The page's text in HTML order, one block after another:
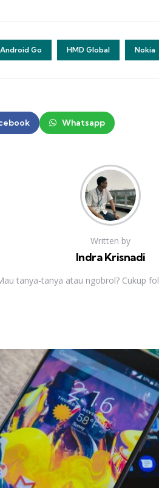
Android Go HMD Global Nokia
Whatsapp
Written by
Indra Krisnadi
tanya-tanya atau ngobrol? Cukup